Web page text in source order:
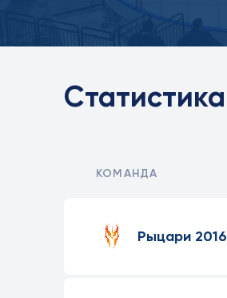
Статистика
КОМАНДА
Рыцари 2016